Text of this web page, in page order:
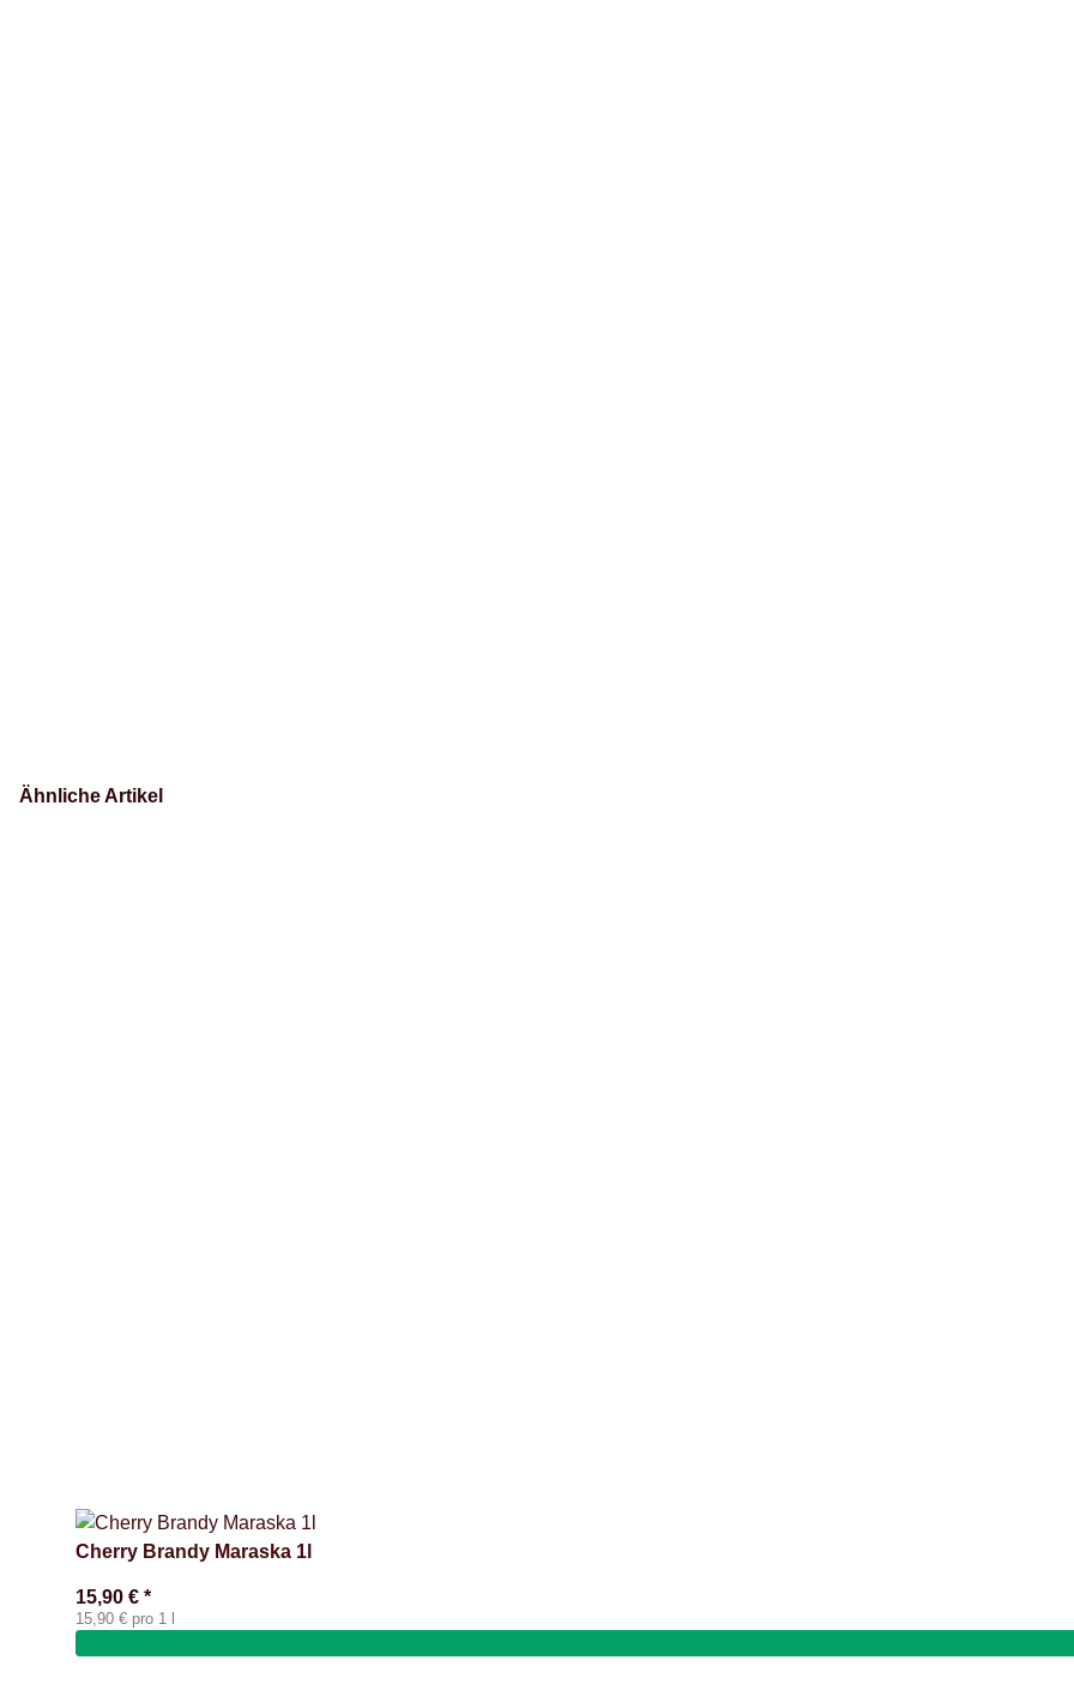
Ähnliche Artikel
Cherry Brandy Maraska 1l
15,90 € *
15,90 € pro 1 l